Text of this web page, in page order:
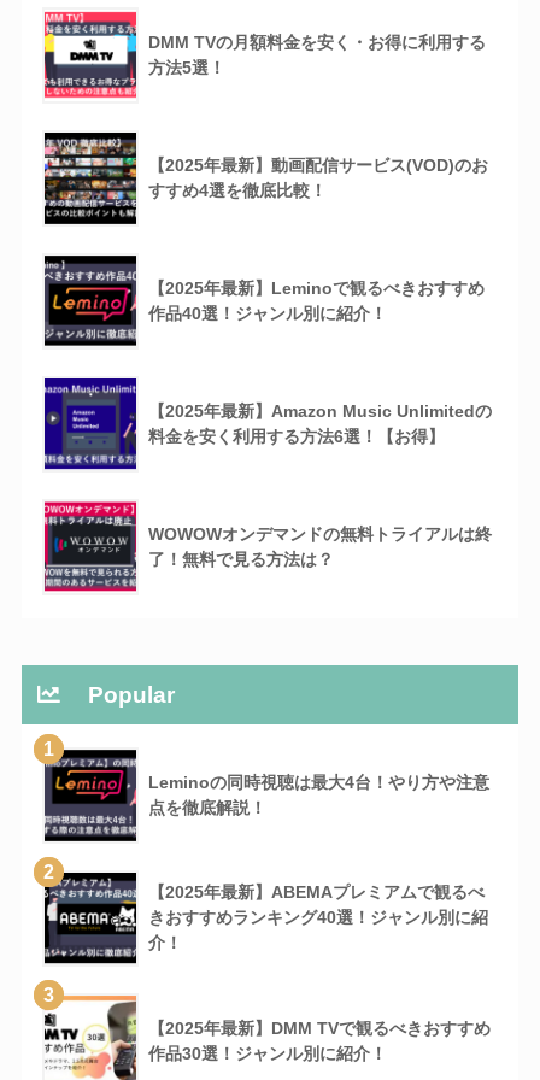
DMM TVの月額料金を安く・お得に利用する
方法5選！
【2025年最新】動画配信サービス(VOD)のお
すすめ4選を徹底比較！
【2025年最新】Leminoで観るべきおすすめ
作品40選！ジャンル別に紹介！
【2025年最新】Amazon Music Unlimitedの
料金を安く利用する方法6選！【お得】
WOWOWオンデマンドの無料トライアルは終
了！無料で見る方法は？
Popular
1
Leminoの同時視聴は最大4台！やり方や注意
点を徹底解説！
2
【2025年最新】ABEMAプレミアムで観るべ
きおすすめランキング40選！ジャンル別に紹
介！
3
【2025年最新】DMM TVで観るべきおすすめ
作品30選！ジャンル別に紹介！